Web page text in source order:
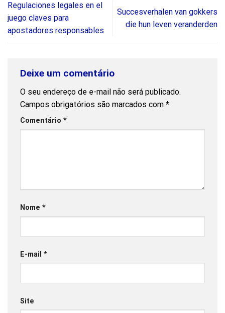
Regulaciones legales en el
juego claves para
apostadores responsables
Succesverhalen van gokkers
die hun leven veranderden
Deixe um comentário
O seu endereço de e-mail não será publicado.
Campos obrigatórios são marcados com *
Comentário *
Nome *
E-mail *
Site